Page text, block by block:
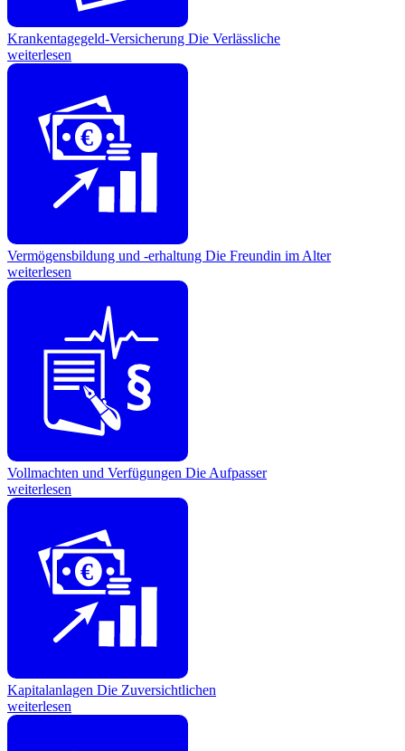
Krankentagegeld-Versicherung Die Verlässliche
weiterlesen
€
Vermögensbildung und -erhaltung Die Freundin im Alter
weiterlesen
Vollmachten und Verfügungen Die Aufpasser
weiterlesen
€
Kapitalanlagen Die Zuversichtlichen
weiterlesen